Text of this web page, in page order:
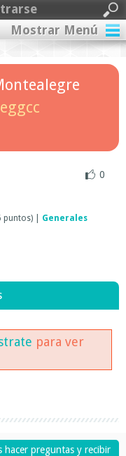
Mostrar Menú
0
puntos)
Generales
para ver
hacer preguntas y recibir